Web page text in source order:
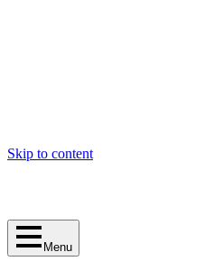
Skip to content
Menu